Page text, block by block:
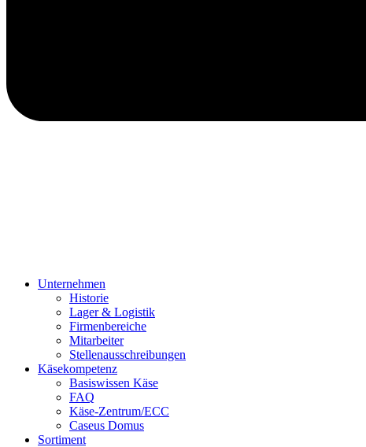
Unternehmen
Historie
Lager & Logistik
Firmenbereiche
Mitarbeiter
Stellenausschreibungen
Käsekompetenz
Basiswissen Käse
FAQ
Käse-Zentrum/ECC
Caseus Domus
Sortiment